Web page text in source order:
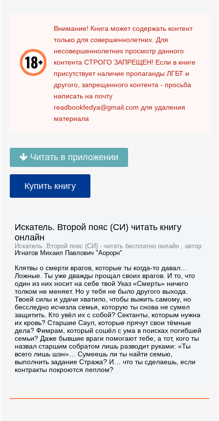
Внимание! Книга может содержать контент
только для совершеннолетних. Для
несовершеннолетних просмотр данного
контента СТРОГО ЗАПРЕЩЕН! Если в книге
присутствует наличие пропаганды ЛГБТ и
другого, запрещенного контента - просьба
написать на почту
readbookfedya@gmail.com для удаления
материала
Читать в приложении
Купить книгу
Искатель. Второй пояс (СИ) читать книгу
онлайн
Искатель. Второй пояс (СИ) - читать бесплатно онлайн , автор
Игнатов Михаил Павлович "Аорорн"
Клятвы о смерти врагов, которые ты когда-то давал…
Ложные. Ты уже дважды прощал своих врагов. И то, что
один из них носит на себе твой Указ «Смерть» ничего
толком не меняет. Но у тебя не было другого выхода.
Твоей силы и удачи хватило, чтобы выжить самому, но
бесследно исчезла семья, которую ты снова не сумел
защитить. Кто увёл их с собой? Сектанты, которым нужна
их кровь? Старшие Саул, которые прячут свои тёмные
дела? Фимрам, который сошёл с ума в поисках погибшей
семьи? Даже бывшие враги помогают тебе, а тот, кого ты
назвал старшим собратом лишь разводит руками: «Ты
всего лишь шэн»… Сумеешь ли ты найти семью,
выполнить задание Стража? И… что ты сделаешь, если
контракты покроются пеплом?